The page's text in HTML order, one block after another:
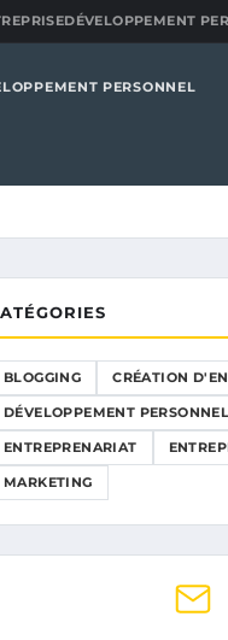
DÉVELOPPEMENT
PERSONNEL
BLOGGING CRÉATION
DÉVELOPPEMENT PERSONNEL
ENTREPRENARIAT
MARKETING